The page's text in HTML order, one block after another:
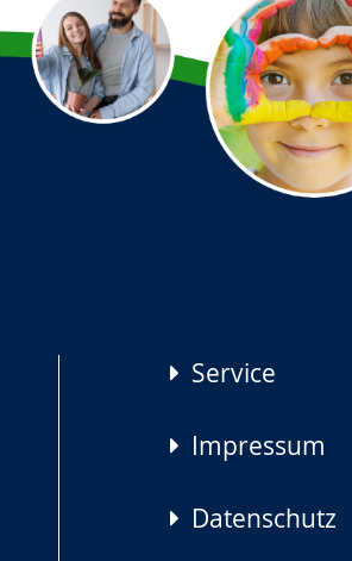
Service
Impressum
Datenschutz